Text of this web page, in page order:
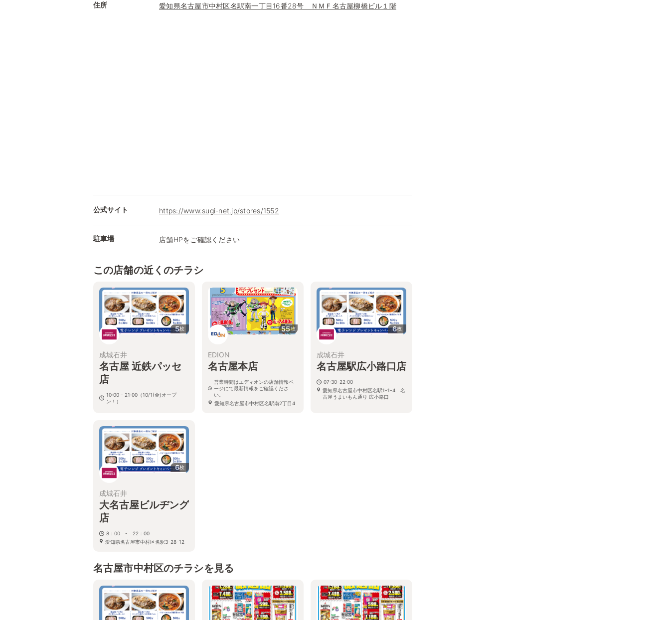
住所 愛知県名古屋市中村区名駅南一丁目16番28号 ＮＭＦ名古屋柳橋ビル１階
公式サイト https://www.sugi-net.jp/stores/1552
駐車場 店舗HPをご確認ください
この店舗の近くのチラシ
5枚
成城石井
名古屋 近鉄パッセ
店
10:00 - 21:00（10/1(金)オープ
ン！）
55枚
EDION
名古屋本店
営業時間はエディオンの店舗情報ペ
ージにて最新情報をご確認くださ
い。
愛知県名古屋市中村区名駅南2丁目4
6枚
成城石井
名古屋駅広小路口店
07:30-22:00
愛知県名古屋市中村区名駅1-1-4 名
古屋うまいもん通り 広小路口
6枚
成城石井
大名古屋ビルヂング
店
8：00 - 22：00
愛知県名古屋市中村区名駅3-28-12
名古屋市中村区のチラシを見る